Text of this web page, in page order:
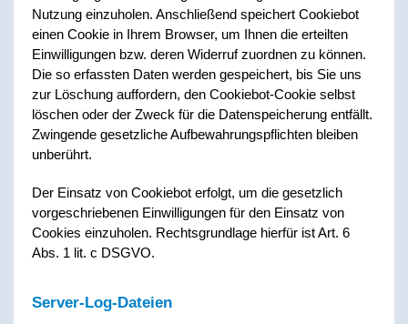
Nutzung einzuholen. Anschließend speichert Cookiebot
einen Cookie in Ihrem Browser, um Ihnen die erteilten
Einwilligungen bzw. deren Widerruf zuordnen zu können.
Die so erfassten Daten werden gespeichert, bis Sie uns
zur Löschung auffordern, den Cookiebot-Cookie selbst
löschen oder der Zweck für die Datenspeicherung entfällt.
Zwingende gesetzliche Aufbewahrungspflichten bleiben
unberührt.
Der Einsatz von Cookiebot erfolgt, um die gesetzlich
vorgeschriebenen Einwilligungen für den Einsatz von
Cookies einzuholen. Rechtsgrundlage hierfür ist Art. 6
Abs. 1 lit. c DSGVO.
Server-Log-Dateien